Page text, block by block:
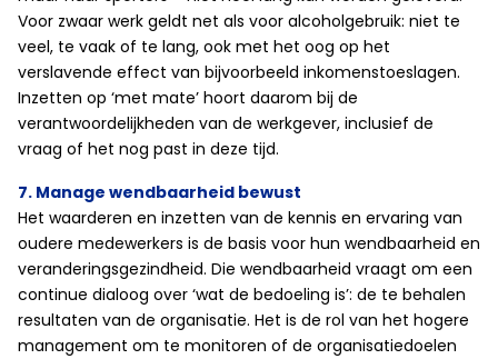
Voor zwaar werk geldt net als voor alcoholgebruik: niet te
veel, te vaak of te lang, ook met het oog op het
verslavende effect van bijvoorbeeld inkomenstoeslagen.
Inzetten op ‘met mate’ hoort daarom bij de
verantwoordelijkheden van de werkgever, inclusief de
vraag of het nog past in deze tijd.
7. Manage wendbaarheid bewust
Het waarderen en inzetten van de kennis en ervaring van
oudere medewerkers is de basis voor hun wendbaarheid en
veranderingsgezindheid. Die wendbaarheid vraagt om een
continue dialoog over ‘wat de bedoeling is’: de te behalen
resultaten van de organisatie. Het is de rol van het hogere
management om te monitoren of de organisatiedoelen